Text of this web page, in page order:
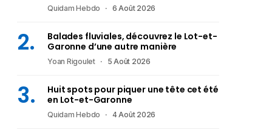
Quidam Hebdo 6 Août 2026
Balades fluviales, découvrez le Lot-et-
Garonne d’une autre manière
Yoan Rigoulet 5 Août 2026
Huit spots pour piquer une tête cet été
en Lot-et-Garonne
Quidam Hebdo 4 Août 2026